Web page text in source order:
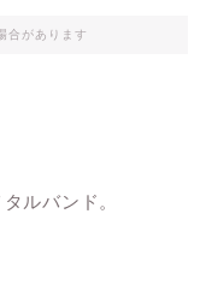
合があります
ルバンド。